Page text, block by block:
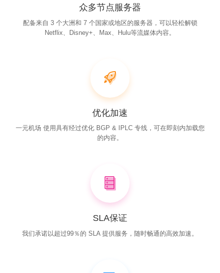
众多节点服务器
配备来自 3 个大洲和 7 个国家或地区的服务器，可以轻松解锁
Netflix、Disney+、Max、Hulu等流媒体内容。
优化加速
一元机场 使用具有经过优化 BGP & IPLC 专线，可在即刻内加载您
的内容。
SLA保证
我们承诺以超过99％的 SLA 提供服务，随时畅通的高效加速。